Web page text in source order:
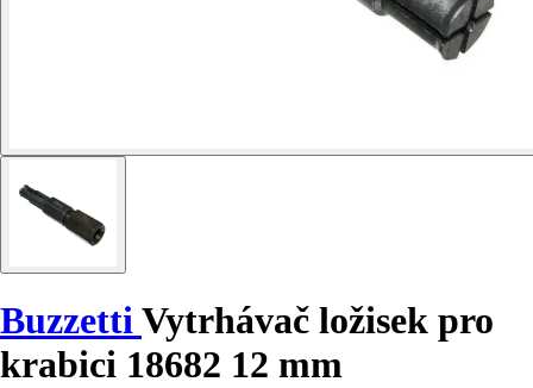
BuzzettiVytrhávač ložisek pro
krabici 18682 12 mm